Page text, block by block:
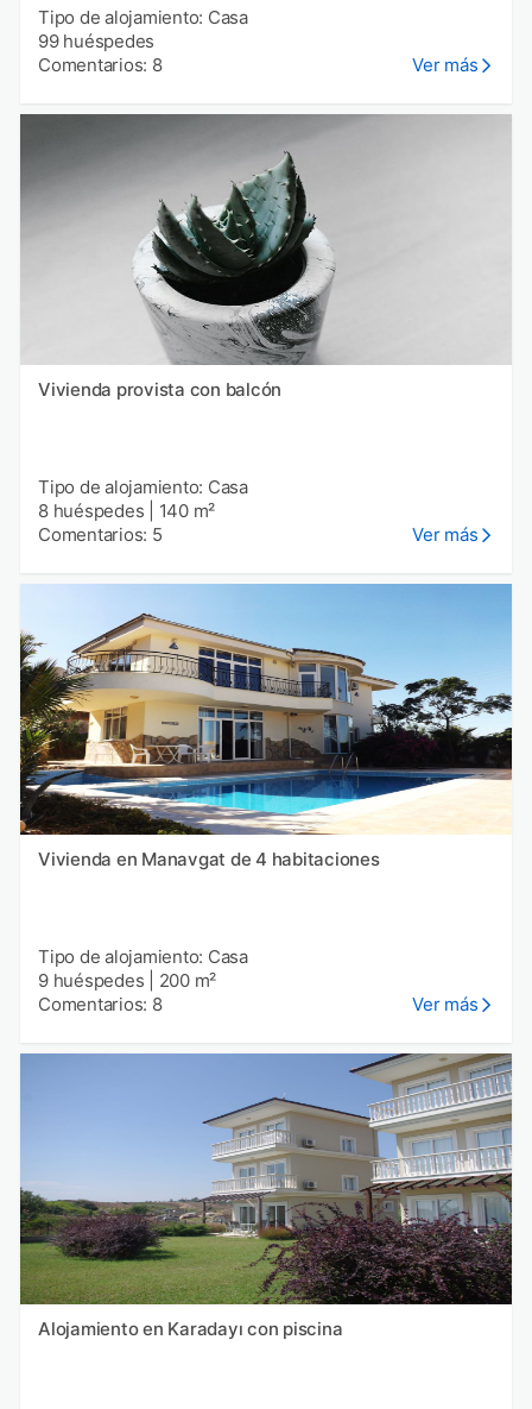
Tipo de alojamiento: Casa
99 huéspedes
Comentarios: 8
Ver más
Vivienda provista con balcón
Tipo de alojamiento: Casa
8 huéspedes
140 m²
Comentarios: 5
Ver más
Vivienda en Manavgat de 4 habitaciones
Tipo de alojamiento: Casa
9 huéspedes
200 m²
Comentarios: 8
Ver más
Alojamiento en Karadayı con piscina